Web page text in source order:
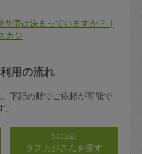
間帯は決まっていますか？ |
カジ
用の流れ
下記の順でご依頼が可能で
。
Step2:
タスカジさんを探す